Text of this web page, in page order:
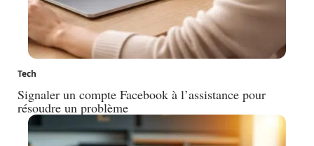
Tech
Signaler un compte Facebook à l’assistance pour
résoudre un problème